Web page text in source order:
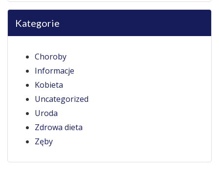
Kategorie
Choroby
Informacje
Kobieta
Uncategorized
Uroda
Zdrowa dieta
Zęby